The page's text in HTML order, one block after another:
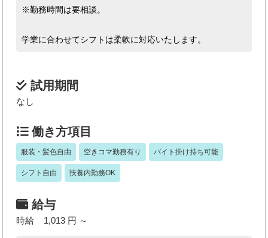
※勤務時間は要相談。
学業に合わせてシフトは柔軟に対応いたします。
試用期間
なし
働き方項目
服装・髪色自由 空きコマ勤務有り バイト掛け持ち可能
シフト自由 扶養内勤務OK
給与
時給 1,013 円 ～